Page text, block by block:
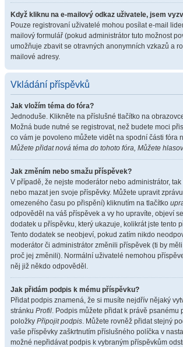
Když kliknu na e-mailový odkaz uživatele, jsem
Pouze registrovaní uživatelé mohou posílat e-mail
mailový formulář (pokud administrátor tuto možnost
umožňuje zbavit se otravných anonymních vzkazů a
mailové adresy.
Vkládání příspěvků
Jak vložím téma do fóra?
Jednoduše. Klikněte na příslušné tlačítko na
Možná bude nutné se registrovat, než budete moci
co vám je povoleno můžete vidět na spodní části fóra
Můžete přidat nová téma do tohoto fóra, Můžete
Jak změním nebo smažu příspěvek?
V případě, že nejste moderátor nebo administrátor,
nebo mazat jen svoje příspěvky. Můžete upravit
omezeného času po přispění) kliknutím na tlačítko
odpověděl na váš příspěvek a vy ho upravíte, objeví
dodatek u příspěvku, který ukazuje, kolikrát jste tento
Tento dodatek se neobjeví, pokud zatím nikdo
moderátor či administrátor změnili příspěvek (ti by
proč jej změnili). Normální uživatelé nemohou
něj již někdo odpověděl.
Jak přidám podpis k mému příspěvku?
Přidat podpis znamená, že si musíte nejdřív nějaký
stránku Profil. Podpis můžete přidat k právě psanému
položky Připojit podpis. Můžete rovněž přidat stejný
vaše příspěvky zaškrtnutím příslušného políčka v
možné nepřidávat podpis k vybraným příspěvkům